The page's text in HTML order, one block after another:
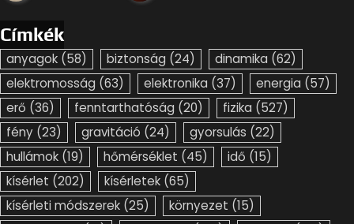
Címkék
anyagok (58) biztonság (24) dinamika (62)
elektromosság (63) elektronika (37) energia (57)
erő (36) fenntarthatóság (20) fizika (527)
fény (23) gravitáció (24) gyorsulás (22)
hullámok (19) hőmérséklet (45) idő (15)
kísérlet (202) kísérletek (65)
kísérleti módszerek (25) környezet (15)